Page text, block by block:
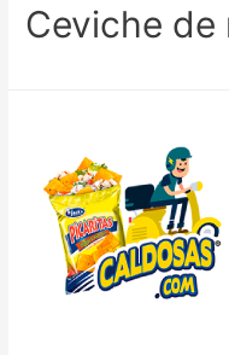
Ceviche de